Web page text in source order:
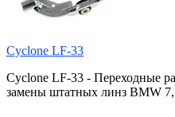
Cyclone LF-33
Cyclone LF-33 - Переходные
замены штатных линз BMW